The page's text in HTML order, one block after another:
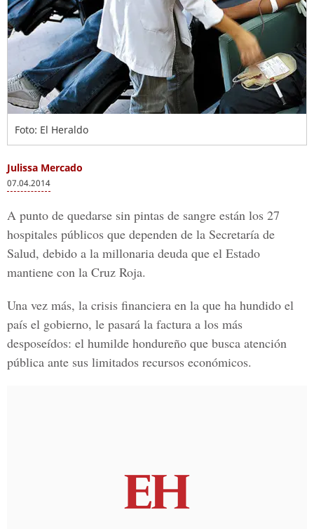
Foto: El Heraldo
Julissa Mercado
07.04.2014
A punto de quedarse sin pintas de sangre están los 27
hospitales públicos que dependen de la Secretaría de
Salud, debido a la millonaria deuda que el Estado
mantiene con la Cruz Roja.
Una vez más, la crisis financiera en la que ha hundido el
país el gobierno, le pasará la factura a los más
desposeídos: el humilde hondureño que busca atención
pública ante sus limitados recursos económicos.